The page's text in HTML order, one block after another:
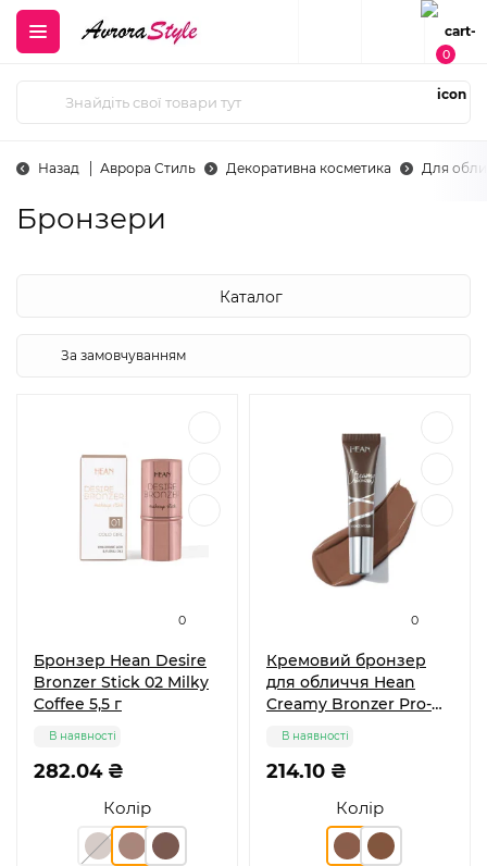
0
Назад Аврора Стиль Декоративна косметика Для
Бронзери
Каталог
0
Бронзер Hean Desire
Bronzer Stick 02 Milky
Coffee 5,5 г
Колір
282.04 ₴
В наявності
0
Кремовий бронзер
для обличчя Hean
Creamy Bronzer Pro-
Колір
214.10 ₴
В наявності